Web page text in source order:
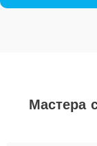
Мастера